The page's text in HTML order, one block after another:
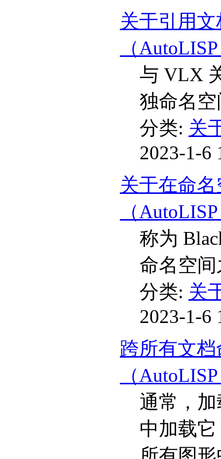
关于引用
（
与 VLX
独命名
分类: 关
2023-1-6
关于在命
（
称为
命名空
分类: 关
2023-1-6
跨所有文
（
通常，
中加载